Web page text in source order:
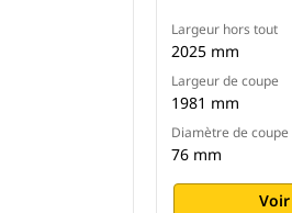
Largeur hors tout
2025 mm
Largeur de coupe
1981 mm
Diamètre de
76 mm